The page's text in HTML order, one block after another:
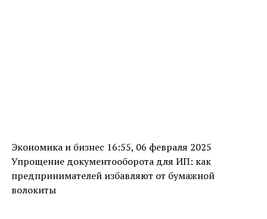
Экономика и бизнес 16:55, 06 февраля 2025
Упрощение документооборота для ИП: как
предпринимателей избавляют от бумажной
волокиты